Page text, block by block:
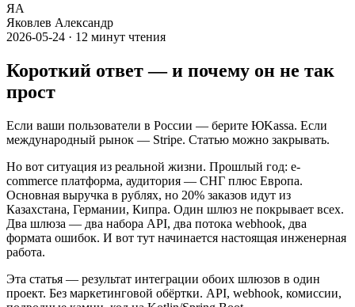
ЯА
Яковлев Александр
2026-05-24 · 12 минут чтения
Короткий ответ — и почему он не так
прост
Если ваши пользователи в России — берите ЮKassa. Если
международный рынок — Stripe. Статью можно закрывать.
Но вот ситуация из реальной жизни. Прошлый год: e-
commerce платформа, аудитория — СНГ плюс Европа.
Основная выручка в рублях, но 20% заказов идут из
Казахстана, Германии, Кипра. Один шлюз не покрывает всех.
Два шлюза — два набора API, два потока webhook, два
формата ошибок. И вот тут начинается настоящая инженерная
работа.
Эта статья — результат интеграции обоих шлюзов в один
проект. Без маркетинговой обёртки. API, webhook, комиссии,